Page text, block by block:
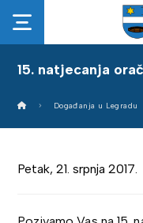
15. natjecanja
Događanja u Legradu
Petak, 21. srpnja 2017.